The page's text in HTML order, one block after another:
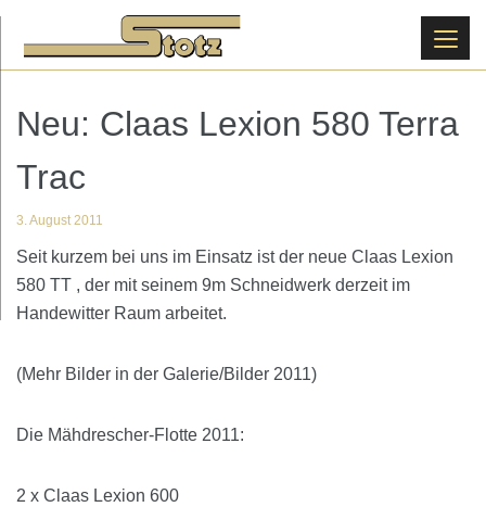
Neu: Claas Lexion 580 Terra
Trac
3. August 2011
Seit kurzem bei uns im Einsatz ist der neue Claas Lexion
580 TT , der mit seinem 9m Schneidwerk derzeit im
Handewitter Raum arbeitet.
(Mehr Bilder in der Galerie/Bilder 2011)
Die Mähdrescher-Flotte 2011:
2 x Claas Lexion 600